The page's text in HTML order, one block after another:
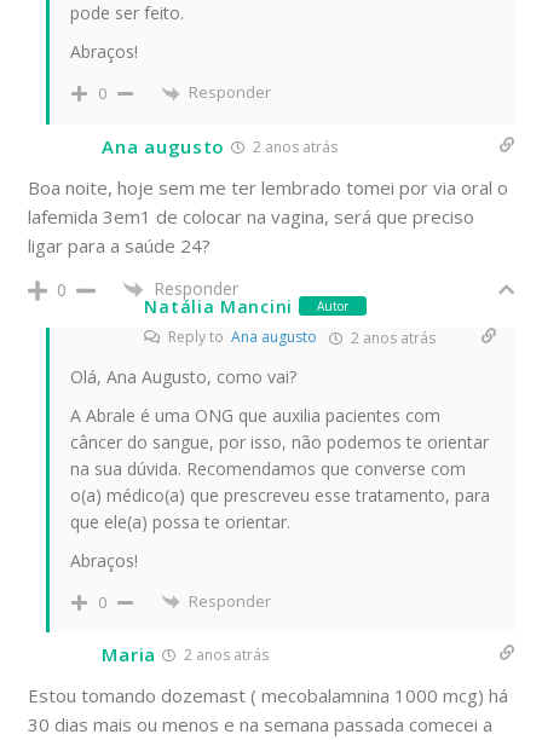
pode ser feito.
Abraços!
0 Responder
Ana augusto 2 anos atrás
Boa noite, hoje sem me ter lembrado tomei por via oral o
lafemida 3em1 de colocar na vagina, será que preciso
ligar para a saúde 24?
0
Responder
Natália Mancini
Autor
Reply toAna augusto 2 anos atrás
Olá, Ana Augusto, como vai?
A Abrale é uma ONG que auxilia pacientes com
câncer do sangue, por isso, não podemos te orientar
na sua dúvida. Recomendamos que converse com
o(a) médico(a) que prescreveu esse tratamento, para
que ele(a) possa te orientar.
Abraços!
0 Responder
Maria 2 anos atrás
Estou tomando dozemast ( mecobalamnina 1000 mcg) há
30 dias mais ou menos e na semana passada comecei a